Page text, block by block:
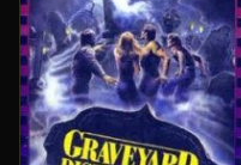
allerdings kommt ihm
dabei